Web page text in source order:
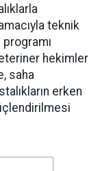
teknik
hekimler
saha
erken